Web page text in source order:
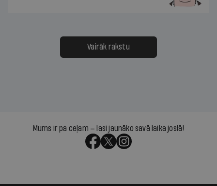
Vairāk rakstu
Mums ir pa ceļam — lasi jaunāko savā laika joslā!